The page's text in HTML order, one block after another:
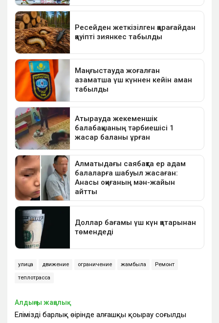
улица движение ограничение жамбыла Ремонт
теплотрасса
Алдыңғы жаңалық
Еліміздің барлық өңірінде алғашқы қоңырау соғылды